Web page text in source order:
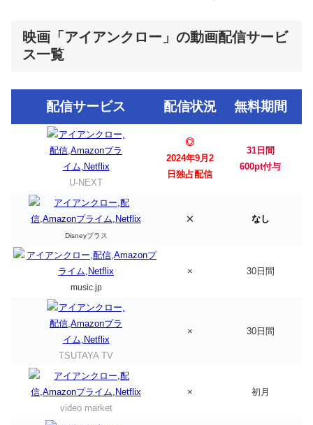
映画「アイアンクロー」の動画配信サービ
ス一覧
配信サービス 配信状況 無料期間
U-NEXT
◎
2024年9月2
日独占配信
31日間
600pt付与
Disneyプラス
× なし
music.jp
× 30日間
TSUTAYA TV
× 30日間
video market
× 初月